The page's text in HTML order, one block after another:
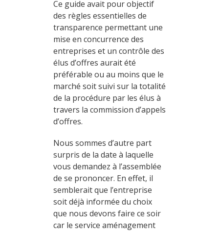
Ce guide avait pour objectif
des règles essentielles de
transparence permettant une
mise en concurrence des
entreprises et un contrôle des
élus d’offres aurait été
préférable ou au moins que le
marché soit suivi sur la totalité
de la procédure par les élus à
travers la commission d’appels
d’offres.
Nous sommes d’autre part
surpris de la date à laquelle
vous demandez à l’assemblée
de se prononcer. En effet, il
semblerait que l’entreprise
soit déjà informée du choix
que nous devons faire ce soir
car le service aménagement